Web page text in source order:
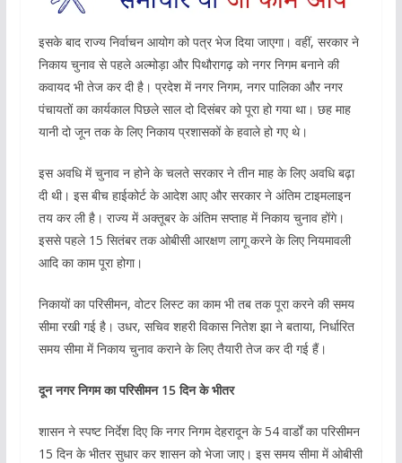
इसके बाद राज्य निर्वाचन आयोग को पत्र भेज दिया जाएगा। वहीं, सरकार ने
निकाय चुनाव से पहले अल्मोड़ा और पिथौरागढ़ को नगर निगम बनाने की
कवायद भी तेज कर दी है। प्रदेश में नगर निगम, नगर पालिका और नगर
पंचायतों का कार्यकाल पिछले साल दो दिसंबर को पूरा हो गया था। छह माह
यानी दो जून तक के लिए निकाय प्रशासकों के हवाले हो गए थे।
इस अवधि में चुनाव न होने के चलते सरकार ने तीन माह के लिए अवधि बढ़ा
दी थी। इस बीच हाईकोर्ट के आदेश आए और सरकार ने अंतिम टाइमलाइन
तय कर ली है। राज्य में अक्तूबर के अंतिम सप्ताह में निकाय चुनाव होंगे।
इससे पहले 15 सितंबर तक ओबीसी आरक्षण लागू करने के लिए नियमावली
आदि का काम पूरा होगा।
निकायों का परिसीमन, वोटर लिस्ट का काम भी तब तक पूरा करने की समय
सीमा रखी गई है। उधर, सचिव शहरी विकास नितेश झा ने बताया, निर्धारित
समय सीमा में निकाय चुनाव कराने के लिए तैयारी तेज कर दी गई हैं।
दून नगर निगम का परिसीमन 15 दिन के भीतर
शासन ने स्पष्ट निर्देश दिए कि नगर निगम देहरादून के 54 वार्डों का परिसीमन
15 दिन के भीतर सुधार कर शासन को भेजा जाए। इस समय सीमा में ओबीसी